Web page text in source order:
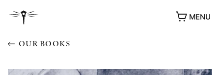
MENU
OUR BOOKS